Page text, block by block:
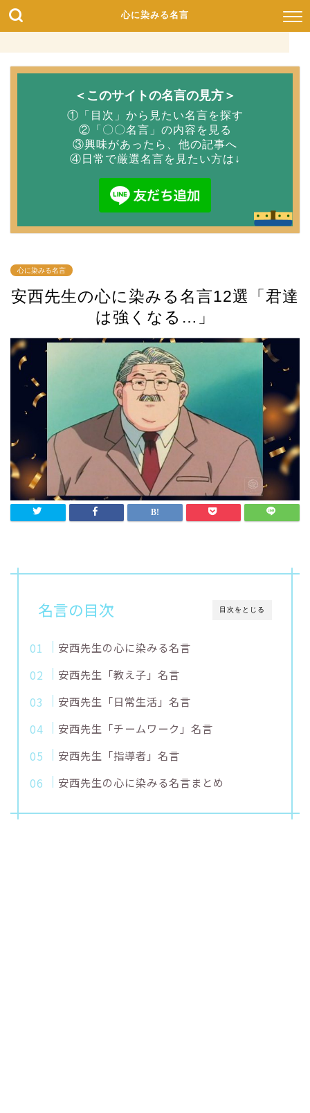
心に染みる名言
＜このサイトの名言の見方＞
①「目次」から見たい名言を探す
②「〇〇名言」の内容を見る
③興味があったら、他の記事へ
④日常で厳選名言を見たい方は↓
心に染みる名言
安西先生の心に染みる名言12選「君達
は強くなる…」
目次をとじる
名言の目次
安西先生の心に染みる名言
安西先生「教え子」名言
安西先生「日常生活」名言
安西先生「チームワーク」名言
安西先生「指導者」名言
安西先生の心に染みる名言まとめ